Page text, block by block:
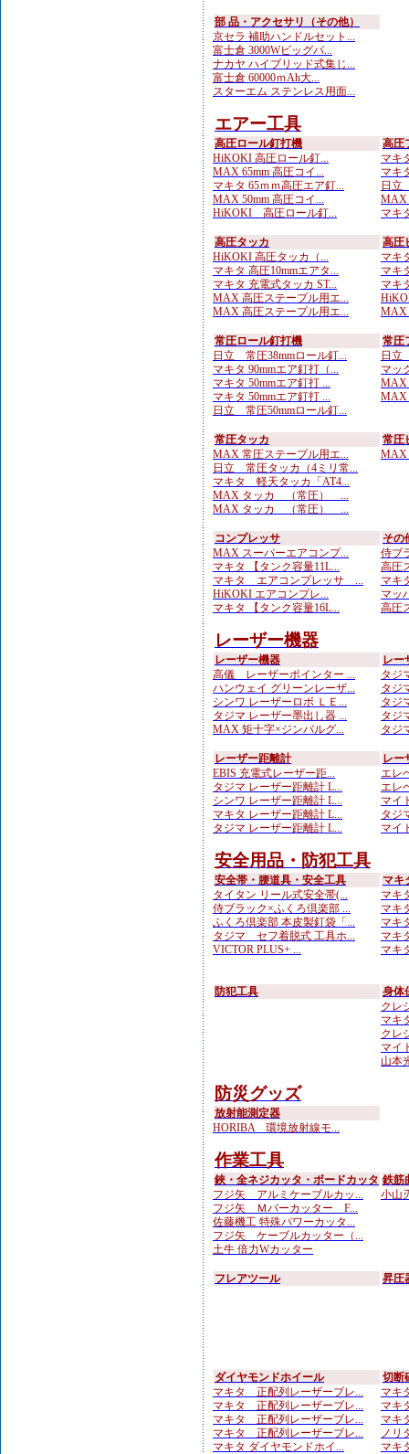
部 品・アクセサリ（その他）
京セラ 補助ハンドルセット...
富士倉 3000Wビッグパ...
ナカヤ ハイブリッド式集じ...
富士倉 60000ｍAh大...
スターエム ステンレス用面...
エアー工具
高圧ロール釘打機
HiKOKI 高圧ロール釘...
MAX 65mm 高圧コイ...
マキタ 65ｍｍ高圧エア釘...
MAX 50mm 高圧コイ...
HiKOKI 高圧ロール釘...
高圧
マキ
マキ
日立
MAX
マキ
高圧タッカ
HiKOKI 高圧タッカ（...
マキタ 高圧10mmエアタ...
マキタ 充電式タッカ ST...
MAX 高圧ステープル用エ...
MAX 高圧ステープル用エ...
高圧
マキ
マキ
マキ
MAX
常圧ロール釘打機
日立 常圧38mmロール釘...
マキタ 90mmエア釘打（...
マキタ 50mmエア釘打 ...
マキタ 50mmエア釘打 ...
日立 常圧50mmロール釘...
常圧
日立
マッ
MAX
MAX
常圧タッカ
MAX 常圧ステープル用エ...
日立 常圧タッカ（4ミリ常...
マキタ 軽天タッカ「AT4...
MAX タッカ （常圧） ...
MAX タッカ （常圧） ...
常圧
MAX
コンプレッサ
MAX スーパーエアコンプ...
マキタ 【タンク容量11L...
マキタ エアコンプレッサ ...
HiKOKI エアコンプレ...
マキタ 【タンク容量16L...
その
侍ブ
高圧
マキ
マッ
高圧
レーザー機器
レーザー機器
高儀 レーザーポインター ...
ハンウェイ グリーンレーザ...
シンワ レーザーロボ ＬＥ...
タジマ レーザー墨出し器 ...
MAX 矩十字×ジンバルグ...
レー
タジ
タジ
タジ
タジ
タジ
レーザー距離計
EBIS 充電式レーザー距...
タジマ レーザー距離計 L...
シンワ レーザー距離計 L...
マキタ レーザー距離計 L...
タジマ レーザー距離計 L...
レー
エレ
エレ
マイ
タジ
マイ
安全用品・防犯工具
安全帯・腰道具・安全工具
タイタン リール式安全帯(...
侍ブラック×ふくろ倶楽部 ...
ふくろ倶楽部 本皮製釘袋「...
タジマ セフ着脱式 工具ホ...
VICTOR PLUS+ ...
マキ
マキ
マキ
マキ
マキ
マキ
防犯工具
身体
クレ
マキ
クレ
マイ
山本
防災グッズ
放射能測定器
HORIBA 環境放射線モ...
作業工具
鋏・全ネジカッタ・ボードカッタ
フジ矢 アルミケーブルカッ...
フジ矢 Ｍバーカッター F...
佐藤機工 特殊パワーカッタ...
フジ矢 ケーブルカッター（...
土牛 倍力Wカッター
鉄筋
小山
フレアツール 昇圧
ダイヤモンドホイール
マキタ 正配列レーザーブレ...
マキタ 正配列レーザーブレ...
マキタ 正配列レーザーブレ...
マキタ 正配列レーザーブレ...
マキタ ダイヤモンドホイ...
切断
マキ
マキ
マキ
ノリ
マキ